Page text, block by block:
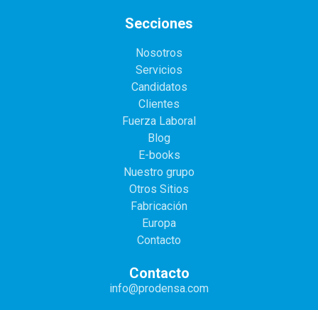
Secciones
Nosotros
Servicios
Candidatos
Clientes
Fuerza Laboral
Blog
E-books
Nuestro grupo
Otros Sitios
Fabricación
Europa
Contacto
Contacto
info@prodensa.com